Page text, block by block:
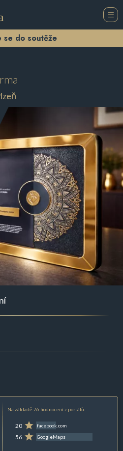
se do soutěže
Na základě 76 hodnocení z portálů:
20 facebook.com
56 GoogleMaps